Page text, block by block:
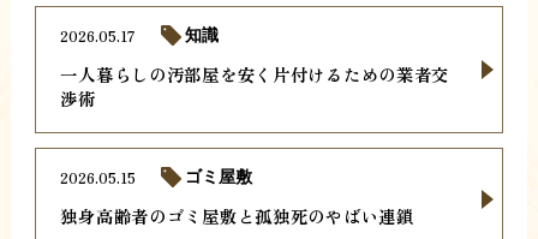
一人暮らしの汚部屋を安く片付けるための業者交
渉術
2026.05.17 知識
独身高齢者のゴミ屋敷と孤独死のやばい連鎖
2026.05.15 ゴミ屋敷